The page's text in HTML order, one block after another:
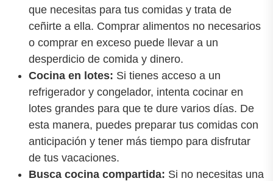
que necesitas para tus comidas y trata de
ceñirte a ella. Comprar alimentos no necesarios
o comprar en exceso puede llevar a un
desperdicio de comida y dinero.
Cocina en lotes: Si tienes acceso a un
refrigerador y congelador, intenta cocinar en
lotes grandes para que te dure varios días. De
esta manera, puedes preparar tus comidas con
anticipación y tener más tiempo para disfrutar
de tus vacaciones.
Busca cocina compartida: Si no necesitas una